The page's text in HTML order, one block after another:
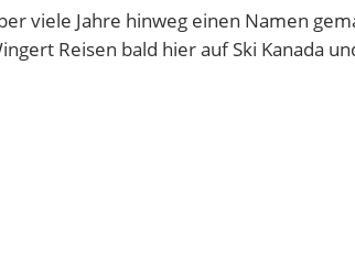
viele Jahre hinweg einen Namen
Reisen bald hier auf Ski Kanada